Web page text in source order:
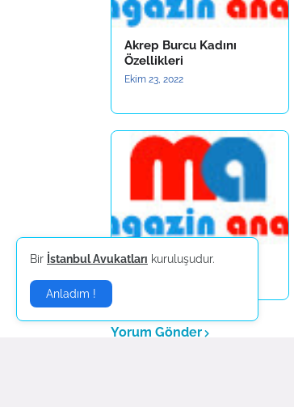
Akrep Burcu Kadını
Özellikleri
Ekim 23, 2022
Aslan
Yorum Gönder
Bir İstanbul Avukatları kuruluşudur.
Anladım !